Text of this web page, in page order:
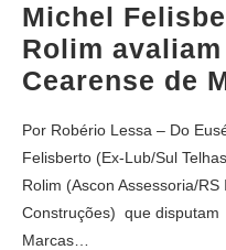
Michel
Rolim
Cearense de
Por Robério Lessa – Do
Felisberto (Ex-Lub/Sul
Rolim (Ascon Assessoria/
Construções) que
Marcas…